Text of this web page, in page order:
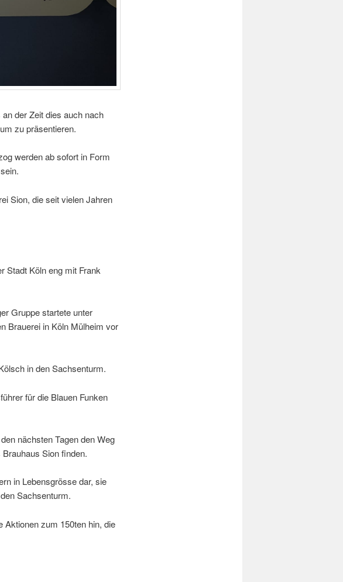
der Zeit dies auch nach
zu präsentieren.
werden ab sofort in Form
Sion, die seit vielen Jahren
Stadt Köln eng mit Frank
Gruppe startete unter
Brauerei in Köln Mülheim vor
in den Sachsenturm.
für die Blauen Funken
nächsten Tagen den Weg
Sion finden.
in Lebensgrösse dar, sie
Sachsenturm.
Aktionen zum 150ten hin, die